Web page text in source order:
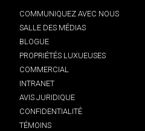
COMMUNIQUEZ AVEC NOUS
SALLE DES MÉDIAS
BLOGUE
PROPRIÉTÉS LUXUEUSES
COMMERCIAL
INTRANET
AVIS JURIDIQUE
CONFIDENTIALITÉ
TÉMOINS